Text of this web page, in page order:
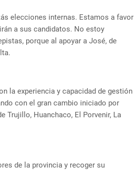
elecciones internas. Estamos a favor
a sus candidatos. No estoy
porque al apoyar a José, de
la experiencia y capacidad de gestión
con el gran cambio iniciado por
Trujillo, Huanchaco, El Porvenir, La
de la provincia y recoger su